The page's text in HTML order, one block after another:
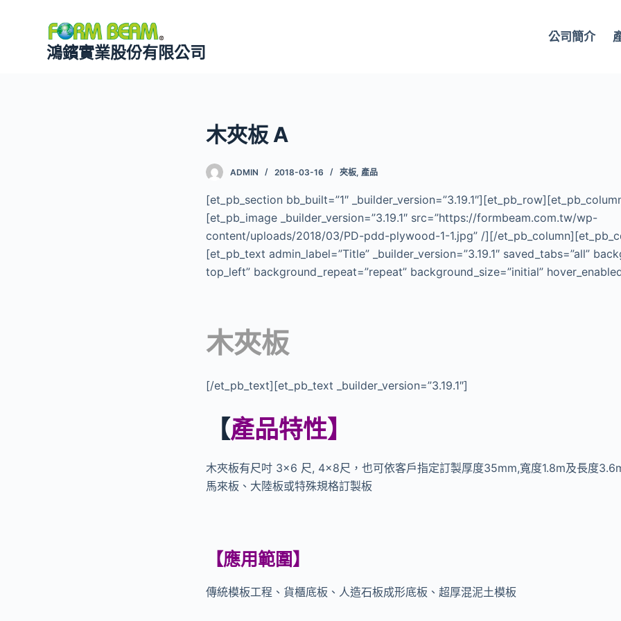
鴻鑌實業股份有限公司
公司簡介
木夾板 A
ADMIN 2018-03-16 夾板, 產品
[et_pb_section bb_built=”1″
[et_pb_image _builder_version=”3.19.1″ src=”https://formbeam.com.tw/wp-
content/uploads/2018/03/PD-pdd-plywood-1-1.jpg” /][/
[et_pb_text admin_label=”Title” _builder_version=”3.19.1″ saved_tabs=”all”
top_left” background_repeat=”repeat” background_size=”initial”
木夾板
[/et_pb_text][et_pb_text _builder_version=”3.19.1″]
【產品特性】
木夾板有尺吋 3×6 尺, 4×8尺，也可依客戶指定訂製厚度35mm,寬度1.8m及長度
馬來板、大陸板或特殊規格訂製板
【應用範圍】
傳統模板工程、貨櫃底板、人造石板成形底板、超厚混泥土模板